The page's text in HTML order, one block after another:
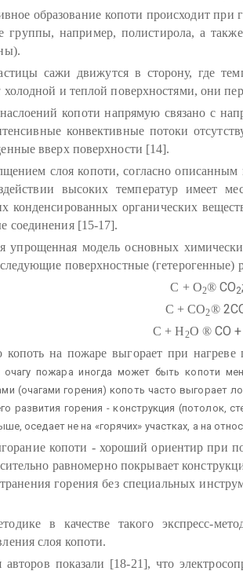
образование копоти происходит
группы, например, полистирола, а
сажи движутся в сторону, где
холодной и теплой поверхностями, они
копоти напрямую связано с
конвективные потоки
вверх поверхности [14].
слоя копоти, согласно описанным
высоких температур имеет
конденсированных органических
соединения [15-17].
упрощенная модель основных
поверхностные (гетерогенные)
C + O2® CO2;
C + CO2®
C + H2O ®CO
копоть на пожаре выгорает при
пожара иногда может быть копоти
(очагами горения) копоть часто выгорает
развития горения - конструкция (потолок,
оседает не на «горячих» участках, а на
копоти - хороший ориентир при
равномерно покрывает
горения без специальных
в качестве такого экспресс-
слоя копоти.
авторов показали [18-21], что